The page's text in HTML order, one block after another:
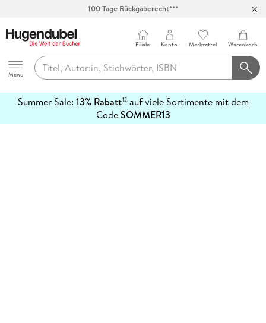
100 Tage Rückgaberecht***
Hugendubel
Menu
Filiale Konto Merkzettel Warenkorb
Summer Sale: 13% Rabatt12auf viele Sortimente mit dem
CodeSOMMER13
erfahren